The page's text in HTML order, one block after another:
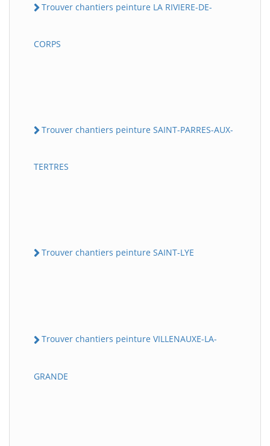
Trouver chantiers peinture LA RIVIERE-DE-
CORPS
Trouver chantiers peinture SAINT-PARRES-AUX-
TERTRES
Trouver chantiers peinture SAINT-LYE
Trouver chantiers peinture VILLENAUXE-LA-
GRANDE